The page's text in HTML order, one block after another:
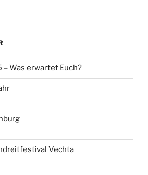
Was erwartet Euch?
Vechta